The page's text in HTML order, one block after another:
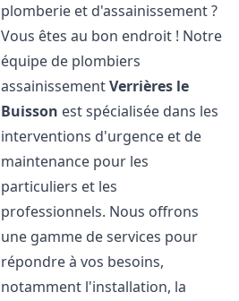
plomberie et d'assainissement ?
Vous êtes au bon endroit ! Notre
équipe de plombiers
assainissementVerrières le
Buisson est spécialisée dans les
interventions d'urgence et de
maintenance pour les
particuliers et les
professionnels. Nous offrons
une gamme de services pour
répondre à vos besoins,
notamment l'installation, la